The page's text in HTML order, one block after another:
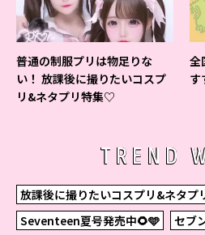
普通の制服プリは物足りな
い！ 放課後に撮りたいコスプ
リ&ネタプリ特集♡
全
す
TREND
放課後に撮りたいコスプリ&ネタプ
Seventeen夏号発売中🌻🩵
セブ